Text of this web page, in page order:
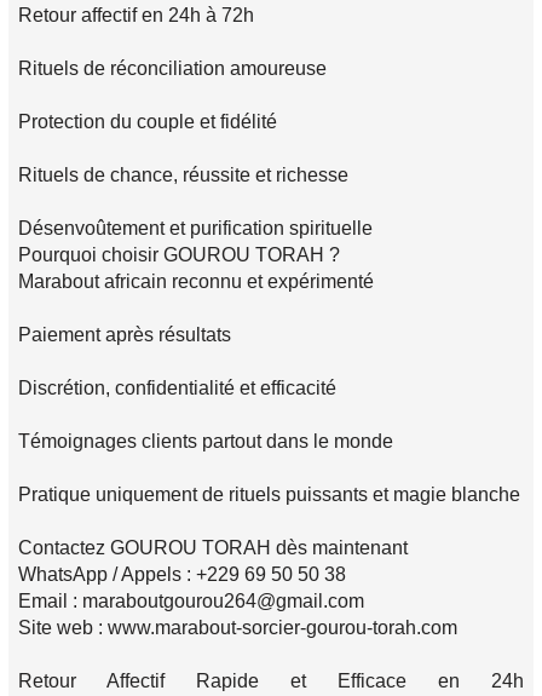
Retour affectif en 24h à 72h
Rituels de réconciliation amoureuse
Protection du couple et fidélité
Rituels de chance, réussite et richesse
Désenvoûtement et purification spirituelle
Pourquoi choisir GOUROU TORAH ?
Marabout africain reconnu et expérimenté
Paiement après résultats
Discrétion, confidentialité et efficacité
Témoignages clients partout dans le monde
Pratique uniquement de rituels puissants et magie blanche
Contactez GOUROU TORAH dès maintenant
WhatsApp / Appels : +229 69 50 50 38
Email : maraboutgourou264@gmail.com
Site web : www.marabout-sorcier-gourou-torah.com
Retour Affectif Rapide et Efficace en 24h